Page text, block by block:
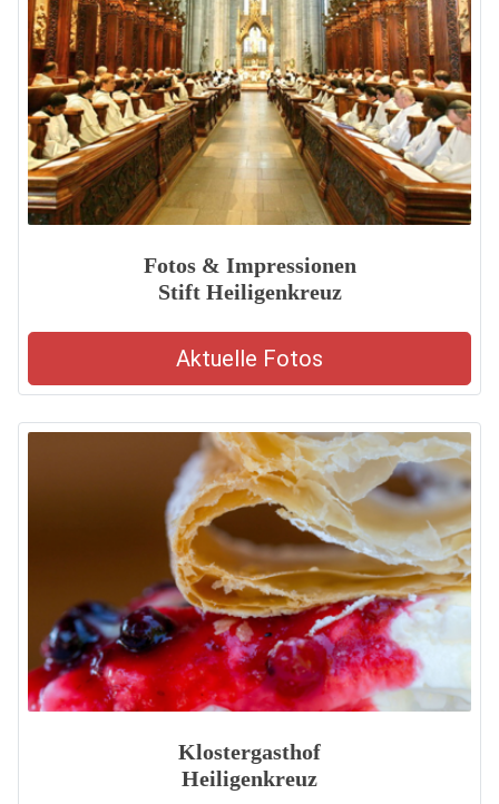
Fotos & Impressionen
Stift Heiligenkreuz
Aktuelle Fotos
Klostergasthof
Heiligenkreuz